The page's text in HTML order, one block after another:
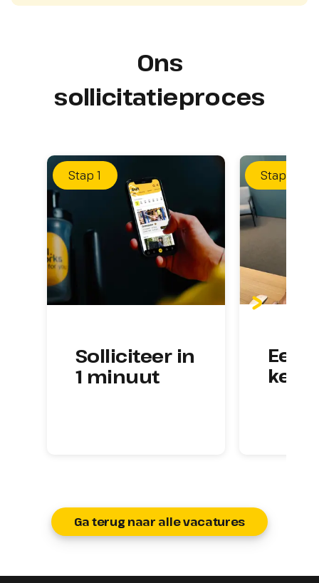
Ons
sollicitatieproces
Stap 1
Solliciteer in
1 minuut
Stap
Ga terug naar alle vacatures